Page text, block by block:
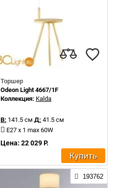
Торшер
Odeon Light 4667/1F
Коллекция: Kalda
В: 141.5 см Д: 41.5 см
E27 x 1 max 60W
Цена: 22 029 Р.
Купить
193762